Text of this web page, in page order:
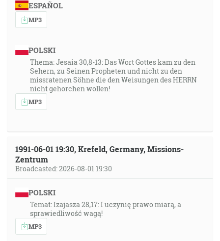
ESPAÑOL
MP3
POLSKI
Thema: Jesaia 30,8-13: Das Wort Gottes kam zu den
Sehern, zu Seinen Propheten und nicht zu den
missratenen Söhne die den Weisungen des HERRN
nicht gehorchen wollen!
MP3
1991-06-01 19:30, Krefeld, Germany, Missions-
Zentrum
Broadcasted: 2026-08-01 19:30
POLSKI
Temat: Izajasza 28,17: I uczynię prawo miarą, a
sprawiedliwość wagą!
MP3